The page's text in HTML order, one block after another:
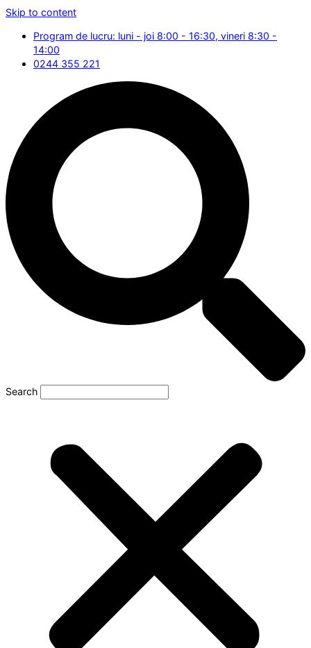
Skip to content
Program de lucru: luni - joi 8:00 - 16:30, vineri 8:30 -
14:00
0244 355 221
Search